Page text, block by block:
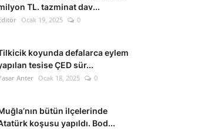
TL. tazminat dav...
Ocak 19, 2025 0
koyunda defalarca eylem
tesise ÇED sür...
Anter Ocak 18, 2025 0
bütün ilçelerinde
koşusu yapıldı. Bod...